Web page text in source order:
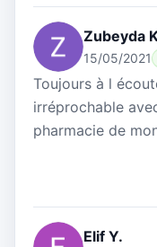
Zubeyda
15/05/2021
Toujours à l
irréprochable
pharmacie de
Elif Y.